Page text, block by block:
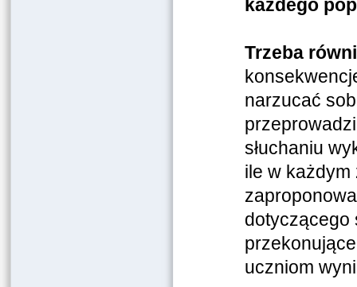
każdego
Trzeba
narzucać
słuchaniu
ile w
dotyczącego
uczniom